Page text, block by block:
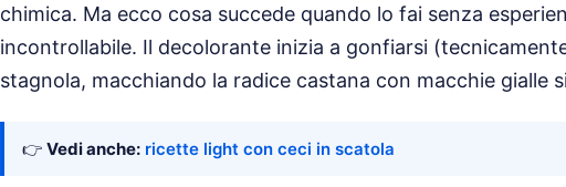
chimica. Ma ecco cosa succede quando lo fai senza
incontrollabile. Il decolorante inizia a gonfiarsi
stagnola, macchiando la radice castana con macchie gialle
👉 Vedi anche: ricette light con ceci in scatola